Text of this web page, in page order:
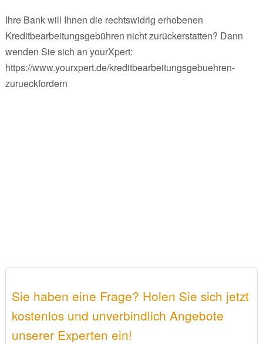
Ihre Bank will Ihnen die rechtswidrig erhobenen
Kreditbearbeitungsgebühren nicht zurückerstatten? Dann
wenden Sie sich an yourXpert:
https://www.yourxpert.de/kreditbearbeitungsgebuehren-
zurueckfordern
Sie haben eine Frage? Holen Sie sich jetzt
kostenlos und unverbindlich Angebote
unserer Experten ein!